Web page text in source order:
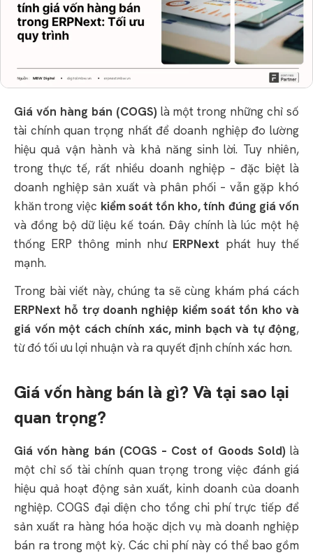
Giá vốn hàng bán (COGS) là một trong những chỉ số
tài chính quan trọng nhất để doanh nghiệp đo lường
hiệu quả vận hành và khả năng sinh lời. Tuy nhiên,
trong thực tế, rất nhiều doanh nghiệp – đặc biệt là
doanh nghiệp sản xuất và phân phối – vẫn gặp khó
khăn trong việc kiểm soát tồn kho, tính đúng giá vốn
và đồng bộ dữ liệu kế toán. Đây chính là lúc một hệ
thống ERP thông minh như ERPNext phát huy thế
mạnh.
Trong bài viết này, chúng ta sẽ cùng khám phá cách
ERPNext hỗ trợ doanh nghiệp kiểm soát tồn kho và
giá vốn một cách chính xác, minh bạch và tự động,
từ đó tối ưu lợi nhuận và ra quyết định chính xác hơn.
Giá vốn hàng bán là gì? Và tại sao lại
quan trọng?
Giá vốn hàng bán (COGS – Cost of Goods Sold) là
một chỉ số tài chính quan trọng trong việc đánh giá
hiệu quả hoạt động sản xuất, kinh doanh của doanh
nghiệp. COGS đại diện cho tổng chi phí trực tiếp để
sản xuất ra hàng hóa hoặc dịch vụ mà doanh nghiệp
bán ra trong một kỳ. Các chi phí này có thể bao gồm